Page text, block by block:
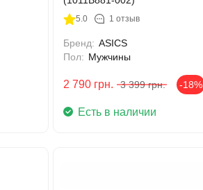
5.0 1 отзыв
Бренд: ASICS
Пол: Мужчины
2 790 грн. 3 399 грн. -18%
Есть в наличии